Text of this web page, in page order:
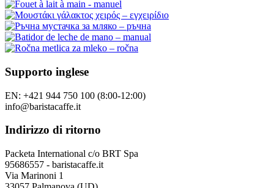
Supporto inglese
EN: +421 944 750 100 (8:00-12:00)
info@baristacaffe.it
Indirizzo di ritorno
Packeta International c/o BRT Spa
95686557 - baristacaffe.it
Via Marinoni 1